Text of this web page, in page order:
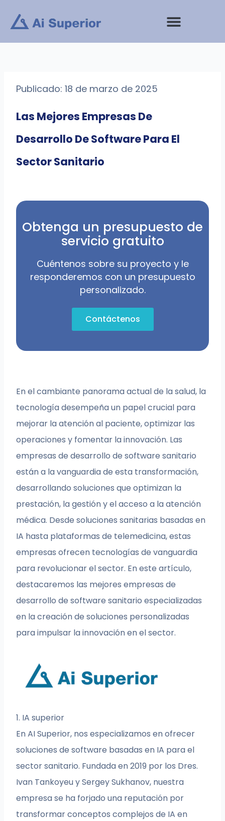
contenido
Publicado: 18 de marzo de 2025
Las Mejores Empresas De
Desarrollo De Software Para El
Sector Sanitario
Obtenga un presupuesto de
servicio gratuito
Cuéntenos sobre su proyecto y le
responderemos con un presupuesto
personalizado.
Contáctenos
En el cambiante panorama actual de la salud, la
tecnología desempeña un papel crucial para
mejorar la atención al paciente, optimizar las
operaciones y fomentar la innovación. Las
empresas de desarrollo de software sanitario
están a la vanguardia de esta transformación,
desarrollando soluciones que optimizan la
prestación, la gestión y el acceso a la atención
médica. Desde soluciones sanitarias basadas en
IA hasta plataformas de telemedicina, estas
empresas ofrecen tecnologías de vanguardia
para revolucionar el sector. En este artículo,
destacaremos las mejores empresas de
desarrollo de software sanitario especializadas
en la creación de soluciones personalizadas
para impulsar la innovación en el sector.
1. IA superior
En AI Superior, nos especializamos en ofrecer
soluciones de software basadas en IA para el
sector sanitario. Fundada en 2019 por los Dres.
Ivan Tankoyeu y Sergey Sukhanov, nuestra
empresa se ha forjado una reputación por
transformar conceptos complejos de IA en